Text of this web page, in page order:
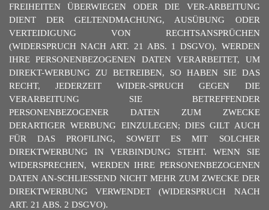
FREIHEITEN ÜBERWIEGEN ODER DIE VER-ARBEITUNG
DIENT DER GELTENDMACHUNG, AUSÜBUNG ODER
VERTEIDIGUNG VON RECHTSANSPRÜCHEN
(WIDERSPRUCH NACH ART. 21 ABS. 1 DSGVO). WERDEN
IHRE PERSONENBEZOGENEN DATEN VERARBEITET, UM
DIREKT-WERBUNG ZU BETREIBEN, SO HABEN SIE DAS
RECHT, JEDERZEIT WIDER-SPRUCH GEGEN DIE
VERARBEITUNG SIE BETREFFENDER
PERSONENBEZOGENER DATEN ZUM ZWECKE
DERARTIGER WERBUNG EINZULEGEN; DIES GILT AUCH
FÜR DAS PROFILING, SOWEIT ES MIT SOLCHER
DIREKTWERBUNG IN VERBINDUNG STEHT. WENN SIE
WIDERSPRECHEN, WERDEN IHRE PERSONENBEZOGENEN
DATEN AN-SCHLIESSEND NICHT MEHR ZUM ZWECKE DER
DIREKTWERBUNG VERWENDET (WIDERSPRUCH NACH
ART. 21 ABS. 2 DSGVO).